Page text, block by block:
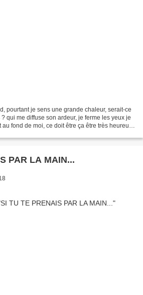
pourtant je sens une grande chaleur, serait-ce
qui me diffuse son ardeur, je ferme les yeux je
fond de moi, ce doit être ça être très heureux,
PAR LA MAIN...